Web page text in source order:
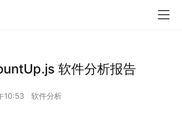
软件分析报告
10:53 软件分析